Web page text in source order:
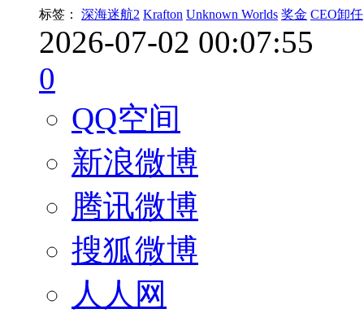
标签： 深海迷航2 Krafton Unknown Worlds 奖金 CEO卸任
2026-07-02 00:07:55
0
QQ空间
新浪微博
腾讯微博
搜狐微博
人人网